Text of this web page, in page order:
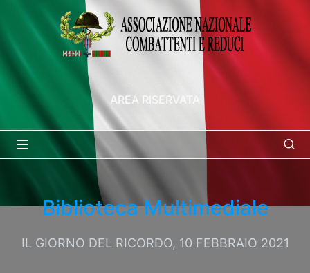
AREA RISERVATA
Biblioteca Multimediale
IL GIORNO DEL RICORDO, 10 FEBBRAIO 2021